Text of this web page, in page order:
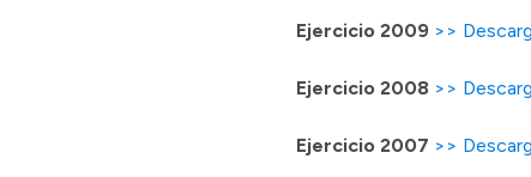
Ejercicio 2009 >>
Ejercicio 2008 >>
Ejercicio 2007 >>